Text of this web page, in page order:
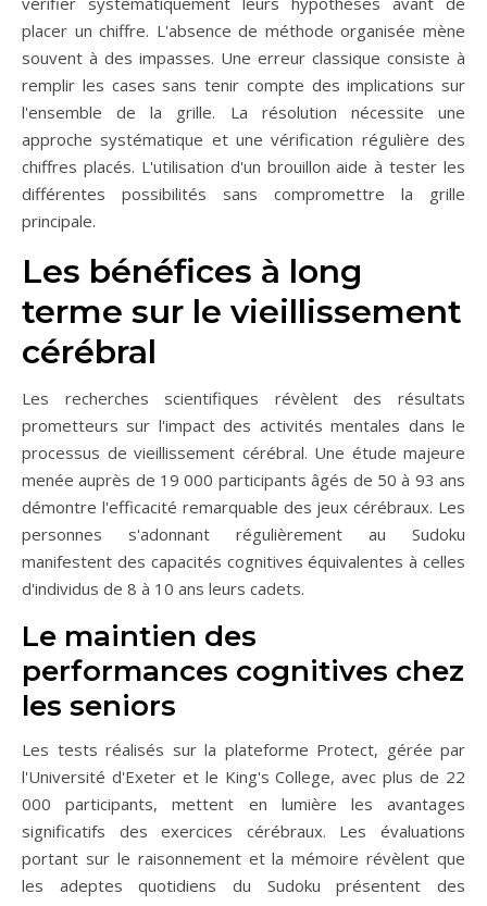
placer un chiffre. L'absence de méthode organisée mène
souvent à des impasses. Une erreur classique consiste à
remplir les cases sans tenir compte des implications sur
l'ensemble de la grille. La résolution nécessite une
approche systématique et une vérification régulière des
chiffres placés. L'utilisation d'un brouillon aide à tester les
différentes possibilités sans compromettre la grille
principale.
Les bénéfices à long
terme sur le vieillissement
cérébral
Les recherches scientifiques révèlent des résultats
prometteurs sur l'impact des activités mentales dans le
processus de vieillissement cérébral. Une étude majeure
menée auprès de 19 000 participants âgés de 50 à 93 ans
démontre l'efficacité remarquable des jeux cérébraux. Les
personnes s'adonnant régulièrement au Sudoku
manifestent des capacités cognitives équivalentes à celles
d'individus de 8 à 10 ans leurs cadets.
Le maintien des
performances cognitives chez
les seniors
Les tests réalisés sur la plateforme Protect, gérée par
l'Université d'Exeter et le King's College, avec plus de 22
000 participants, mettent en lumière les avantages
significatifs des exercices cérébraux. Les évaluations
portant sur le raisonnement et la mémoire révèlent que
les adeptes quotidiens du Sudoku présentent des